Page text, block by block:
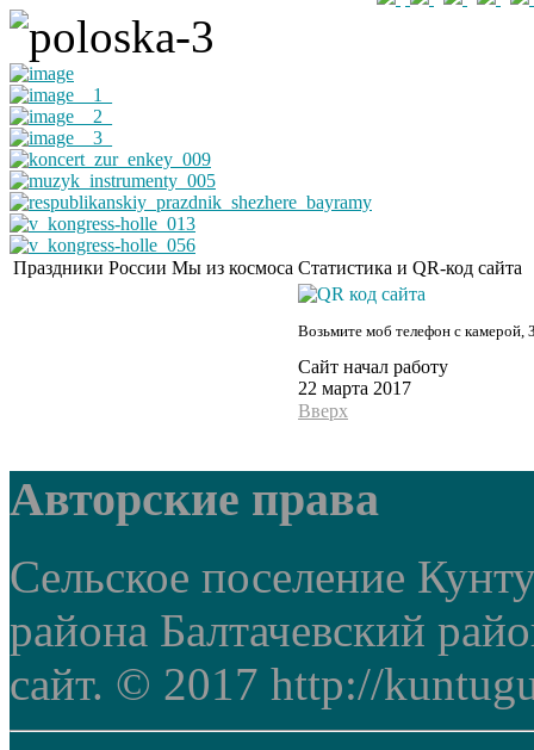
Праздники России Мы из космоса Статистика и QR-код сайта
Возьмите моб телефон с камерой,
Сайт начал работу
22 марта 2017
Вверх
Авторские права
Сельское поселение
района Балтачевский
сайт. © 2017 http://